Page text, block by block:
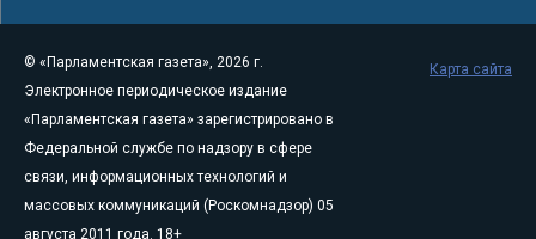
© «Парламентская газета», 2026 г.
Электронное периодическое издание
«Парламентская газета» зарегистрировано в
Федеральной службе по надзору в сфере
связи, информационных технологий и
массовых коммуникаций (Роскомнадзор) 05
августа 2011 года. 18+
Карта сайта